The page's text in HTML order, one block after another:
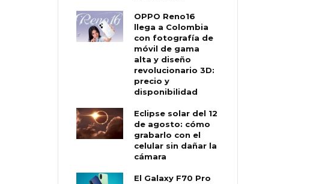
OPPO Reno16
llega a Colombia
con fotografía de
móvil de gama
alta y diseño
revolucionario 3D:
precio y
disponibilidad
Eclipse solar del 12
de agosto: cómo
grabarlo con el
celular sin dañar la
cámara
El Galaxy F70 Pro